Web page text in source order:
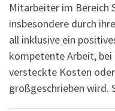
Mitarbeiter im Bereich
insbesondere durch
all inklusive ein
kompetente Arbeit, bei
versteckte Kosten
großgeschrieben wird.